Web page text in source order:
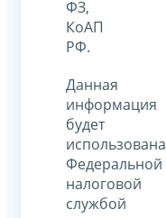
ФЗ,
КоАП
РФ.
Данная
информация
будет
использована
Федеральной
налоговой
службой